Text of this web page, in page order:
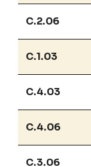
C.2.06
C.1.03
C.4.03
C.4.06
C.3.06